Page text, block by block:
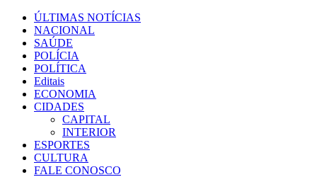
ÚLTIMAS NOTÍCIAS
NACIONAL
SAÚDE
POLÍCIA
POLÍTICA
Editais
ECONOMIA
CIDADES
CAPITAL
INTERIOR
ESPORTES
CULTURA
FALE CONOSCO